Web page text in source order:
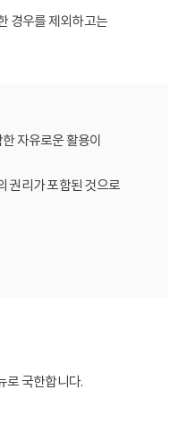
경우를 제외하고는
자유로운 활용이
권리가 포함된 것으로
로 국한합니다.